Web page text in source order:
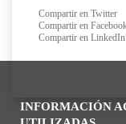
INFORMACIÓN
Compartir en Twitter
Compartir en
Compartir en LinkedIn